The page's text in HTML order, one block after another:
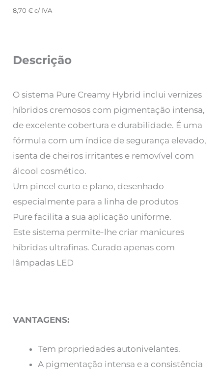
8,70€ c/ IVA
Descrição
O sistema Pure Creamy Hybrid inclui vernizes
híbridos cremosos com pigmentação intensa,
de excelente cobertura e durabilidade. É uma
fórmula com um índice de segurança elevado,
isenta de cheiros irritantes e removível com
álcool cosmético.
Um pincel curto e plano, desenhado
especialmente para a linha de produtos
Pure facilita a sua aplicação uniforme.
Este sistema permite-lhe criar manicures
híbridas ultrafinas. Curado apenas com
lâmpadas LED
VANTAGENS:
Tem propriedades autonivelantes.
A pigmentação intensa e a consistência